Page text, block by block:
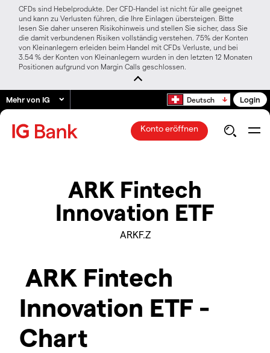
CFDs sind Hebelprodukte. Der CFD-Handel ist nicht für alle geeignet
und kann zu Verlusten führen, die Ihre Einlagen übersteigen. Bitte
lesen Sie daher unseren Risikohinweis und stellen Sie sicher, dass Sie
die damit verbundenen Risiken vollständig verstehen. 75% der Konten
von Kleinanlegern erleiden beim Handel mit CFDs Verluste, und bei
3.54 % der Konten von Kleinanlegern wurden in den letzten 12 Monaten
Positionen aufgrund von Margin Calls geschlossen.
Mehr von IG Deutsch Login
Konto eröffnen
ARK Fintech
Innovation ETF
ARKF.Z
ARK Fintech
Innovation ETF -
Chart